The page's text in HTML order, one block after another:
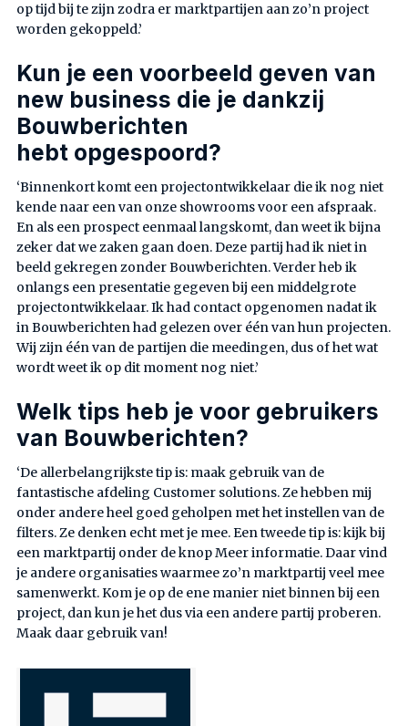
op tijd bij te zijn zodra er marktpartijen aan zo’n project
worden gekoppeld.’
Kun je een voorbeeld geven van
new business die je dankzij
Bouwberichten
hebt opgespoord?
‘Binnenkort komt een projectontwikkelaar die ik nog niet
kende naar een van onze showrooms voor een afspraak.
En als een prospect eenmaal langskomt, dan weet ik bijna
zeker dat we zaken gaan doen. Deze partij had ik niet in
beeld gekregen zonder Bouwberichten. Verder heb ik
onlangs een presentatie gegeven bij een middelgrote
projectontwikkelaar. Ik had contact opgenomen nadat ik
in Bouwberichten had gelezen over één van hun projecten.
Wij zijn één van de partijen die meedingen, dus of het wat
wordt weet ik op dit moment nog niet.’
Welk tips heb je voor gebruikers
van Bouwberichten?
‘De allerbelangrijkste tip is: maak gebruik van de
fantastische afdeling Customer solutions. Ze hebben mij
onder andere heel goed geholpen met het instellen van de
filters. Ze denken echt met je mee. Een tweede tip is: kijk bij
een marktpartij onder de knop Meer informatie. Daar vind
je andere organisaties waarmee zo’n marktpartij veel mee
samenwerkt. Kom je op de ene manier niet binnen bij een
project, dan kun je het dus via een andere partij proberen.
Maak daar gebruik van!